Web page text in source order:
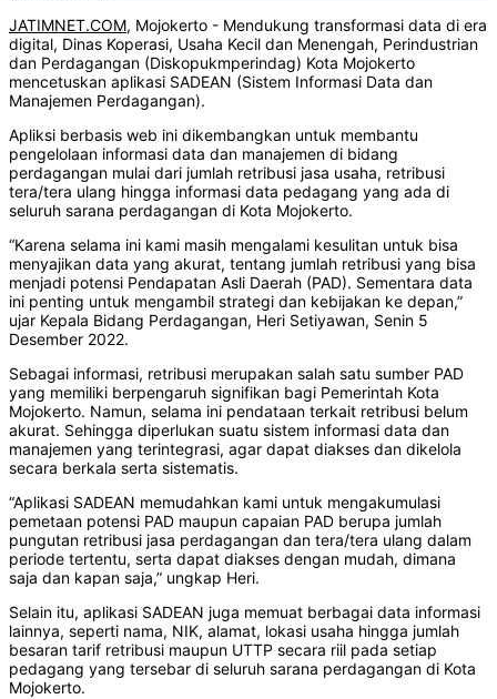
JATIMNET.COM, Mojokerto - Mendukung transformasi data di era
digital, Dinas Koperasi, Usaha Kecil dan Menengah, Perindustrian
dan Perdagangan (Diskopukmperindag) Kota Mojokerto
mencetuskan aplikasi SADEAN (Sistem Informasi Data dan
Manajemen Perdagangan).
Apliksi berbasis web ini dikembangkan untuk membantu
pengelolaan informasi data dan manajemen di bidang
perdagangan mulai dari jumlah retribusi jasa usaha, retribusi
tera/tera ulang hingga informasi data pedagang yang ada di
seluruh sarana perdagangan di Kota Mojokerto.
“Karena selama ini kami masih mengalami kesulitan untuk bisa
menyajikan data yang akurat, tentang jumlah retribusi yang bisa
menjadi potensi Pendapatan Asli Daerah (PAD). Sementara data
ini penting untuk mengambil strategi dan kebijakan ke depan,”
ujar Kepala Bidang Perdagangan, Heri Setiyawan, Senin 5
Desember 2022.
Sebagai informasi, retribusi merupakan salah satu sumber PAD
yang memiliki berpengaruh signifikan bagi Pemerintah Kota
Mojokerto. Namun, selama ini pendataan terkait retribusi belum
akurat. Sehingga diperlukan suatu sistem informasi data dan
manajemen yang terintegrasi, agar dapat diakses dan dikelola
secara berkala serta sistematis.
“Aplikasi SADEAN memudahkan kami untuk mengakumulasi
pemetaan potensi PAD maupun capaian PAD berupa jumlah
pungutan retribusi jasa perdagangan dan tera/tera ulang dalam
periode tertentu, serta dapat diakses dengan mudah, dimana
saja dan kapan saja,” ungkap Heri.
Selain itu, aplikasi SADEAN juga memuat berbagai data informasi
lainnya, seperti nama, NIK, alamat, lokasi usaha hingga jumlah
besaran tarif retribusi maupun UTTP secara riil pada setiap
pedagang yang tersebar di seluruh sarana perdagangan di Kota
Mojokerto.